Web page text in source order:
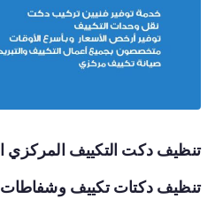
تنظيف دكتات تكييف وشفاطات